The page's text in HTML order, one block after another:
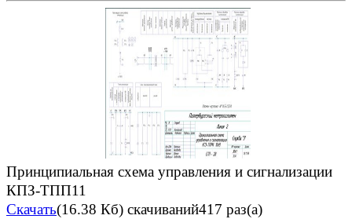
Принципиальная схема управления и сигнализации
КПЗ-ТПП11
Скачать(16.38 Кб) скачиваний417 раз(а)